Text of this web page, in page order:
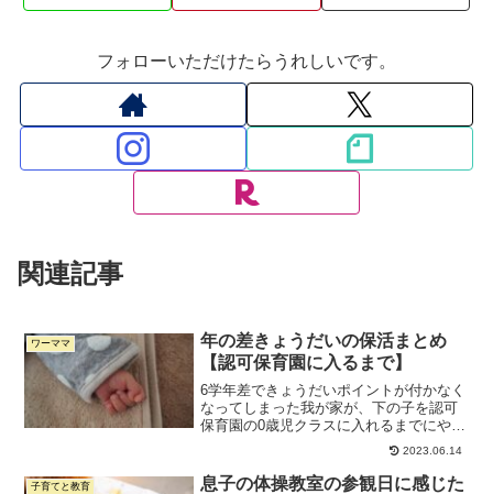
フォローいただけたらうれしいです。
関連記事
ワーママ
年の差きょうだいの保活まとめ
【認可保育園に入るまで】
6学年差できょうだいポイントが付かなく
なってしまった我が家が、下の子を認可
保育園の0歳児クラスに入れるまでにやっ
2023.06.14
子育てと教育
息子の体操教室の参観日に感じた